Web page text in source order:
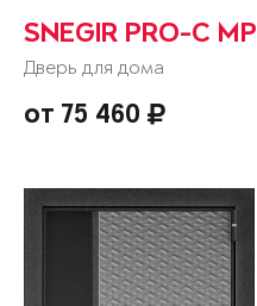
SNEGIR PRO-C MP
Дверь для дома
от 75 460